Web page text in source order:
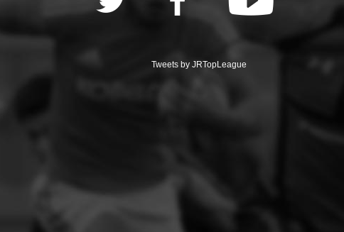
Tweets by JRTopLeague